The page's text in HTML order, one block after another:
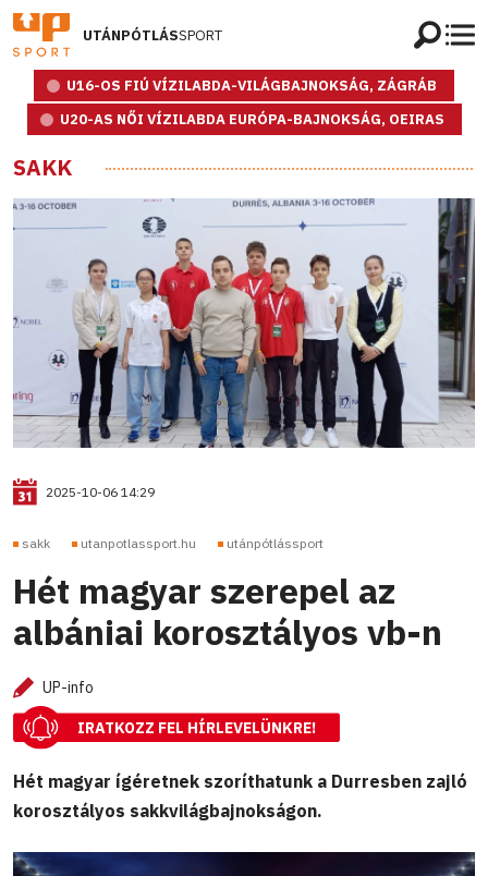
UTÁNPÓTLÁSSPORT
U16-OS FIÚ VÍZILABDA-VILÁGBAJNOKSÁG, ZÁGRÁB
U20-AS NŐI VÍZILABDA EURÓPA-BAJNOKSÁG, OEIRAS
SAKK
2025-10-06 14:29
sakk utanpotlassport.hu utánpótlássport
Hét magyar szerepel az
albániai korosztályos vb-n
UP-info
IRATKOZZ FEL HÍRLEVELÜNKRE!
Hét magyar ígéretnek szoríthatunk a Durresben zajló
korosztályos sakkvilágbajnokságon.